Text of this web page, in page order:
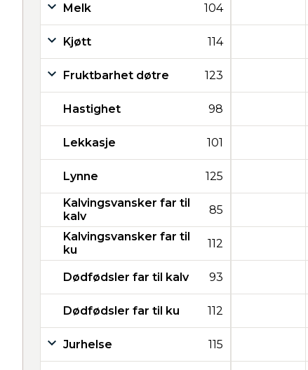
Melk 104
Kjøtt 114
Fruktbarhet døtre 123
Hastighet 98
Lekkasje 101
Lynne 125
Kalvingsvansker far til
kalv
85
Kalvingsvansker far til
ku
112
Dødfødsler far til kalv 93
Dødfødsler far til ku 112
Jurhelse 115